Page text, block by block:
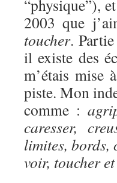
“physique”),
2003 que
toucher.
il existe des
m’étais mise
piste. Mon
comme :
caresser,
limites, bords,
voir, toucher